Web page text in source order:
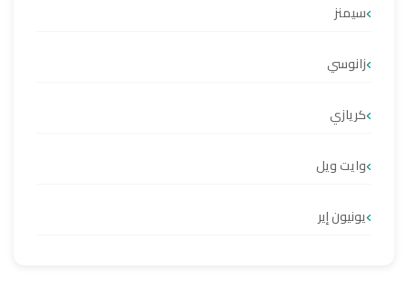
سيمنز
زانوسي
كريازي
وايت ويل
يونيون إير